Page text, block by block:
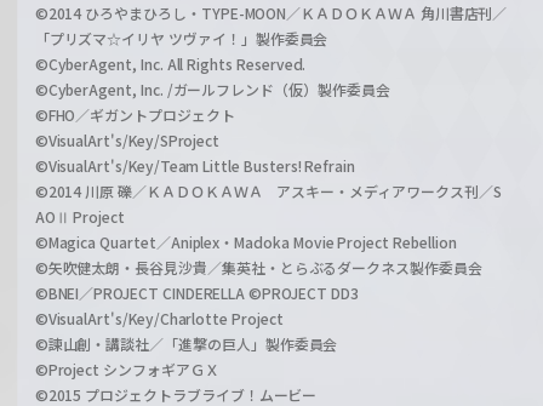
©2014 ひろやまひろし・TYPE-MOON／ＫＡＤＯＫＡＷＡ 角川書店刊／
「プリズマ☆イリヤ ツヴァイ！」製作委員会
©CyberAgent, Inc. All Rights Reserved.
©CyberAgent, Inc. /ガールフレンド（仮）製作委員会
©FHO／ギガントプロジェクト
©VisualArt's/Key/SProject
©VisualArt's/Key/Team Little Busters! Refrain
©2014 川原 礫／ＫＡＤＯＫＡＷＡ アスキー・メディアワークス刊／S
AOⅡ Project
©Magica Quartet／Aniplex・Madoka Movie Project Rebellion
©矢吹健太朗・長谷見沙貴／集英社・とらぶるダークネス製作委員会
©BNEI／PROJECT CINDERELLA ©PROJECT DD3
©VisualArt's/Key/Charlotte Project
©諫山創・講談社／「進撃の巨人」製作委員会
©Project シンフォギアＧＸ
©2015 プロジェクトラブライブ！ムービー